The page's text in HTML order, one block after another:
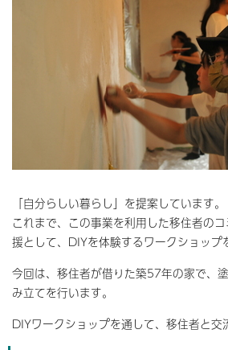
「自分らしい暮らし」を提案しています。
これまで、この事業を利用した移住者の
援として、DIYを体験するワークショップ
今回は、移住者が借りた築57年の家で、
み立てを行います。
DIYワークショップを通して、移住者と交